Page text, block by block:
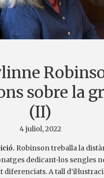
sobre la
(II)
4 juliol, 2022
Robinson treballa la
dedicant-los sengles
diferenciats. A tall